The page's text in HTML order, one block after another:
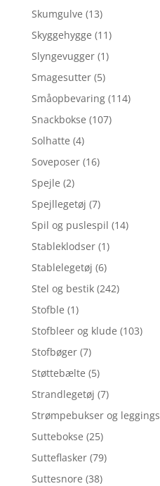
Skumgulve (13)
Skyggehygge (11)
Slyngevugger (1)
Smagesutter (5)
Småopbevaring (114)
Snackbokse (107)
Solhatte (4)
Soveposer (16)
Spejle (2)
Spejllegetøj (7)
Spil og puslespil (14)
Stableklodser (1)
Stablelegetøj (6)
Stel og bestik (242)
Stofble (1)
Stofbleer og klude (103)
Stofbøger (7)
Støttebælte (5)
Strandlegetøj (7)
Strømpebukser og leggings
Suttebokse (25)
Sutteflasker (79)
Suttesnore (38)